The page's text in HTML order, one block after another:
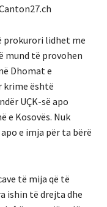
prokurori lidhet me
mund të provohen
Dhomat e
krime është
UÇK-së apo
e Kosovës. Nuk
e imja për ta bërë
të mija që të
ishin të drejta dhe